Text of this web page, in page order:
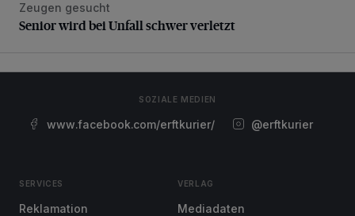
Senior wird bei Unfall schwer verletzt
Zeugen gesucht
Senior wird bei Unfall schwer verletzt
SOZIALE MEDIEN
www.facebook.com/erftkurier/ @erftkurier
SERVICES
Reklamation
VERLAG
Mediadaten